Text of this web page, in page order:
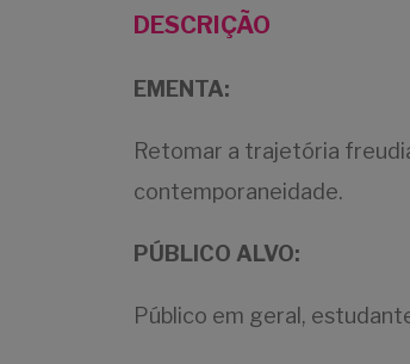
DESCRIÇÃO
EMENTA:
Retomar a trajetória
contemporaneidade.
PÚBLICO ALVO:
Público em geral,